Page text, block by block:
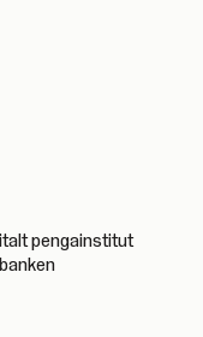
pengainstitut